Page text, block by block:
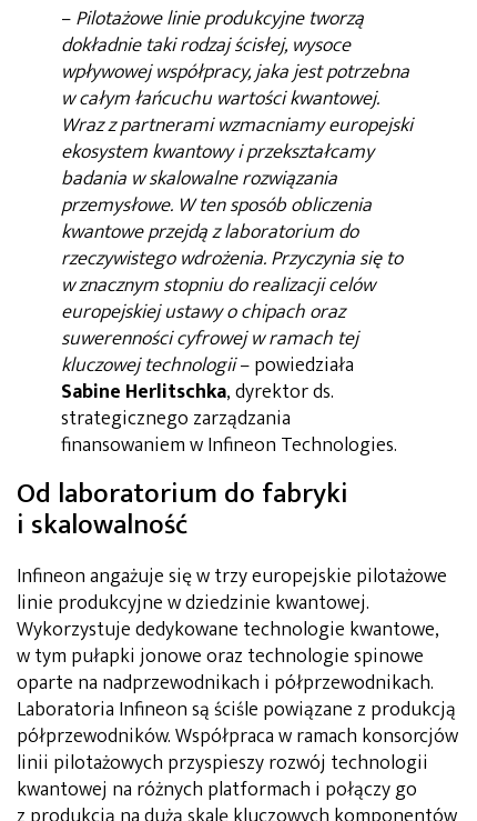
–Pilotażowe linie produkcyjne tworzą
dokładnie taki rodzaj ścisłej, wysoce
wpływowej współpracy, jaka jest potrzebna
w całym łańcuchu wartości kwantowej.
Wraz z partnerami wzmacniamy europejski
ekosystem kwantowy i przekształcamy
badania w skalowalne rozwiązania
przemysłowe. W ten sposób obliczenia
kwantowe przejdą z laboratorium do
rzeczywistego wdrożenia. Przyczynia się to
w znacznym stopniu do realizacji celów
europejskiej ustawy o chipach oraz
suwerenności cyfrowej w ramach tej
kluczowej technologii– powiedziała
Sabine Herlitschka, dyrektor ds.
strategicznego zarządzania
finansowaniem w Infineon Technologies.
Od laboratorium do fabryki
i skalowalność
Infineon angażuje się w trzy europejskie pilotażowe
linie produkcyjne w dziedzinie kwantowej.
Wykorzystuje dedykowane technologie kwantowe,
w tym pułapki jonowe oraz technologie spinowe
oparte na nadprzewodnikach i półprzewodnikach.
Laboratoria Infineon są ściśle powiązane z produkcją
półprzewodników. Współpraca w ramach konsorcjów
linii pilotażowych przyspieszy rozwój technologii
kwantowej na różnych platformach i połączy go